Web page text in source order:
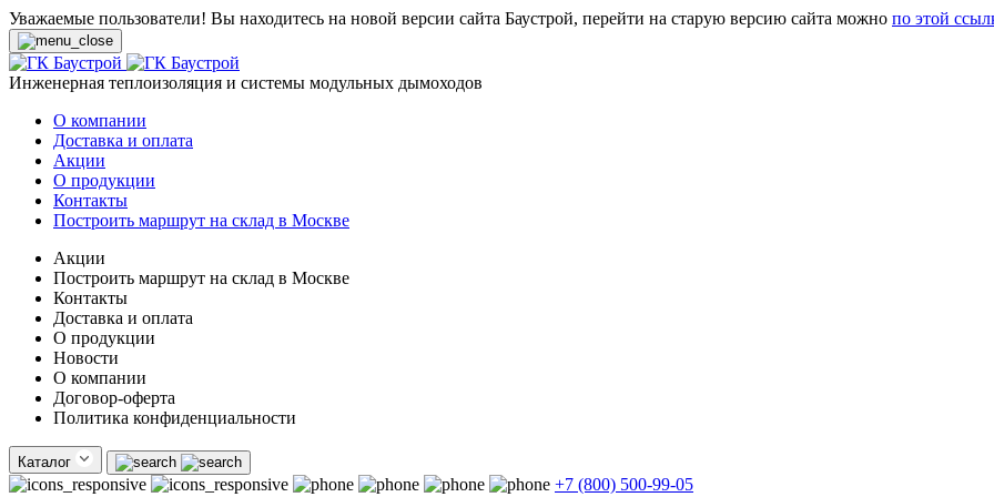
Уважаемые пользователи! Вы находитесь на новой версии сайта Баустрой, перейти на старую версию сайта можно по этой
Инженерная теплоизоляция и системы модульных дымоходов
О компании
Доставка и оплата
Акции
О продукции
Контакты
Построить маршрут на склад в Москве
Акции
Построить маршрут на склад в Москве
Контакты
Доставка и оплата
О продукции
Новости
О компании
Договор-оферта
Политика конфиденциальности
Каталог
+7 (800) 500-99-05